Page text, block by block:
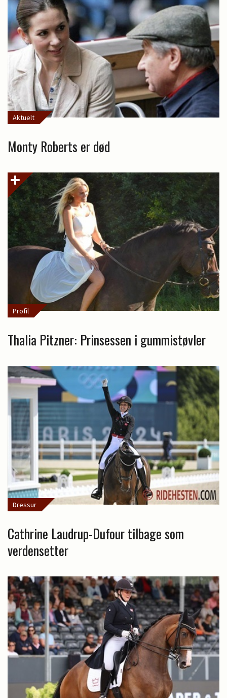
Aktuelt
Monty Roberts er død
Profil
Thalia Pitzner: Prinsessen i gummistøvler
Dressur
Cathrine Laudrup-Dufour tilbage som
verdensetter